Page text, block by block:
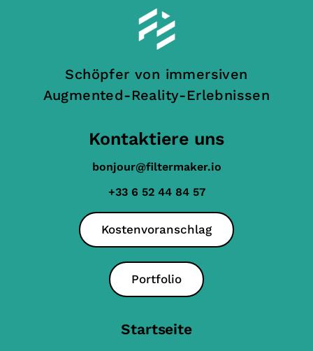
Schöpfer von immersiven
Augmented-Reality-Erlebnissen
Kontaktiere uns
bonjour@filtermaker.io
+33 6 52 44 84 57
Kostenvoranschlag
Portfolio
Startseite